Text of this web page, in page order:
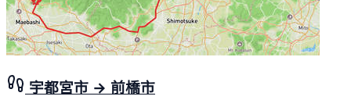
宇都宮市 → 前橋市